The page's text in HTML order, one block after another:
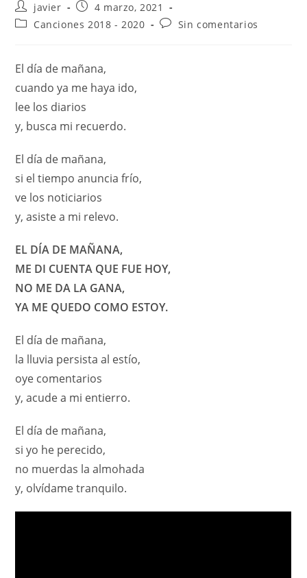
javier
4 marzo, 2021
Canciones 2018 - 2020
Sin comentarios
El día de mañana,
cuando ya me haya ido,
lee los diarios
y, busca mi recuerdo.
El día de mañana,
si el tiempo anuncia frío,
ve los noticiarios
y, asiste a mi relevo.
EL DÍA DE MAÑANA,
ME DI CUENTA QUE FUE HOY,
NO ME DA LA GANA,
YA ME QUEDO COMO ESTOY.
El día de mañana,
la lluvia persista al estío,
oye comentarios
y, acude a mi entierro.
El día de mañana,
si yo he perecido,
no muerdas la almohada
y, olvídame tranquilo.